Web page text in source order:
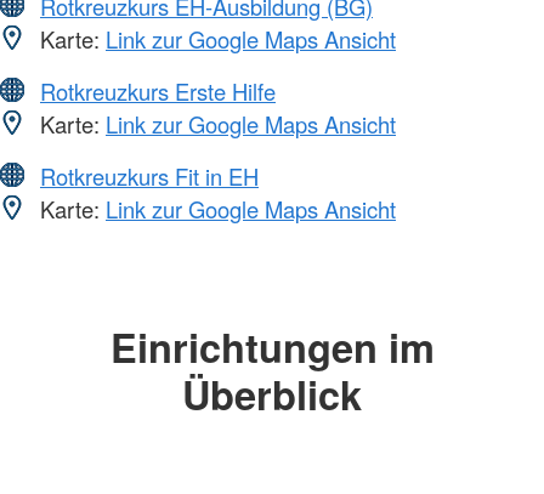
Karte: Link zur Google Maps Ansicht
Rotkreuzkurs Erste Hilfe
Karte: Link zur Google Maps Ansicht
Rotkreuzkurs Fit in EH
Karte: Link zur Google Maps Ansicht
Einrichtungen im
Überblick